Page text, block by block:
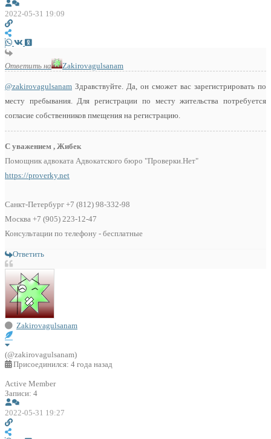
2022-05-31 19:09
Ответить на Zakirovagulsanam
@zakirovagulsanam Здравствуйте. Да, он сможет вас зарегистрировать по
месту пребывания. Для регистрации по месту жительства потребуется
согласие собственников пмещения на регистрацию.
С уважением , Жибек
Помощник адвоката Адвокатского бюро "Проверки.Нет"
https://proverky.net
Санкт-Петербург +7 (812) 98-332-98
Москва +7 (905) 223-12-47
Консультации по телефону - бесплатные
Ответить
Zakirovagulsanam
(@zakirovagulsanam)
Присоединился: 4 года назад
Active Member
Записи: 4
2022-05-31 19:27